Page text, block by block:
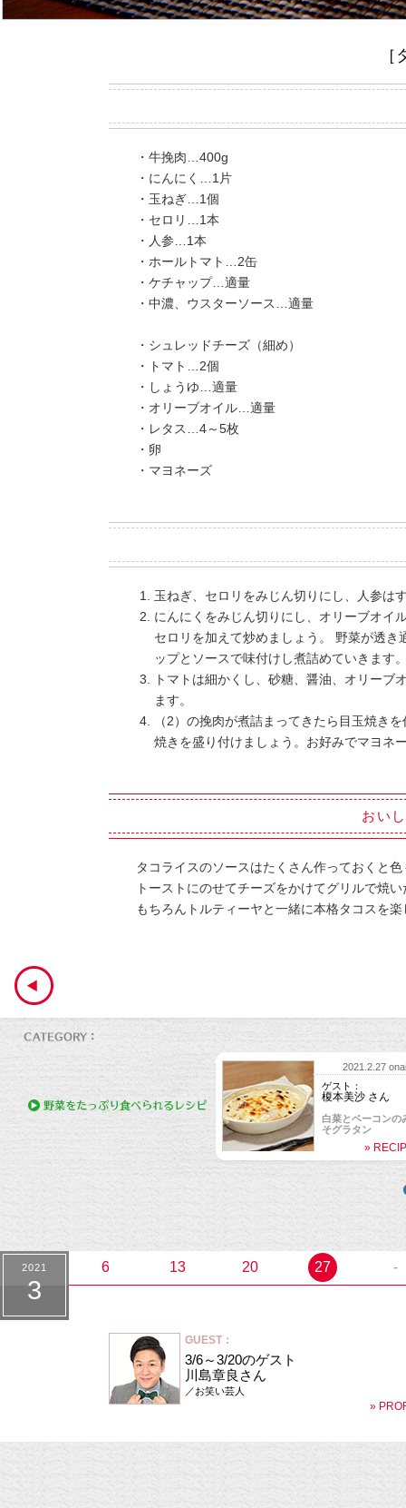
・牛挽肉…400g
・にんにく…1片
・玉ねぎ…1個
・セロリ…1本
・人参…1本
・ホールトマト…2缶
・ケチャップ…適量
・中濃、ウスターソース…適量
・シュレッドチーズ（細め）
・トマト…2個
・しょうゆ…適量
・オリーブオイル…適量
・レタス…4～5枚
・卵
・マヨネーズ
玉ねぎ、セロリをみじん切りにし、人参は
にんにくをみじん切りにし、オリーブオイ
セロリを加えて炒めましょう。 野菜が透
ップとソースで味付けし煮詰めていきます
トマトは細かくし、砂糖、醤油、オリー
ます。
（2）の挽肉が煮詰まってきたら目玉焼き
焼きを盛り付けましょう。お好みでマヨネ
おい
タコライスのソースはたくさん作っておくと
トーストにのせてチーズをかけてグリルで焼
もちろんトルティーヤと一緒に本格タコスを
2021.2.27
ゲスト：
榎本美沙 さん
白菜とベーコンの
そグラタン
»
2021.1.9
2021
3
6 13 20 27 -
GUEST：
3/6～3/20のゲスト
川島章良さん
／お笑い芸人
»